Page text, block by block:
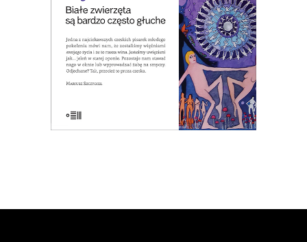
E-BOOK DO KOSZYKA
39.00 8.00zł
KSIĄŻKA DO KOSZYKA